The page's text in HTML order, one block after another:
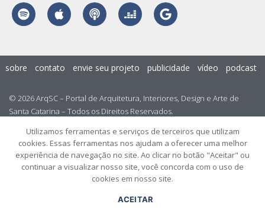
© 2026 ArqSC – Portal de Arquitetura, Interiores, Design e Arte de
Santa Catarina – Todos os Direitos Reservados.
sobre contato envie seu projeto publicidade vídeo podcast
Utilizamos ferramentas e serviços de terceiros que utilizam
cookies. Essas ferramentas nos ajudam a oferecer uma melhor
experiência de navegação no site. Ao clicar no botão "Aceitar" ou
continuar a visualizar nosso site, você concorda com o uso de
cookies em nosso site.
ACEITAR